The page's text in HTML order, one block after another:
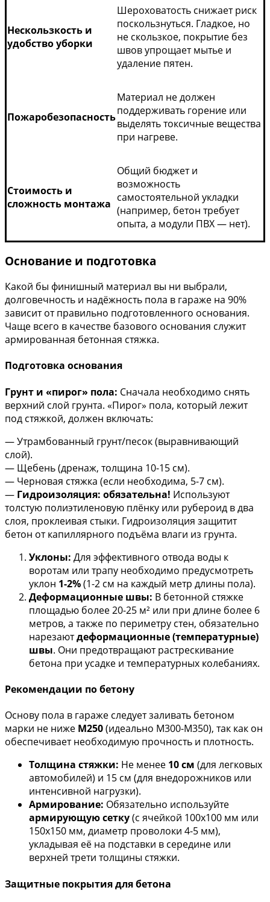
Нескользкость и
удобство уборки
Шероховатость снижает риск
поскользнуться. Гладкое, но
не скользкое, покрытие без
швов упрощает мытье и
удаление пятен.
Пожаробезопасность
Материал не должен
поддерживать горение или
выделять токсичные вещества
при нагреве.
Стоимость и
сложность монтажа
Общий бюджет и
возможность
самостоятельной укладки
(например, бетон требует
опыта, а модули ПВХ — нет).
Основание и подготовка
Какой бы финишный материал вы ни выбрали,
долговечность и надёжность пола в гараже на 90%
зависит от правильно подготовленного основания.
Чаще всего в качестве базового основания служит
армированная бетонная стяжка.
Подготовка основания
Грунт и «пирог» пола: Сначала необходимо снять
верхний слой грунта. «Пирог» пола, который лежит
под стяжкой, должен включать:
— Утрамбованный грунт/песок (выравнивающий
слой).
— Щебень (дренаж, толщина 10-15 см).
— Черновая стяжка (если необходима, 5-7 см).
— Гидроизоляция: обязательна! Используют
толстую полиэтиленовую плёнку или рубероид в два
слоя, проклеивая стыки. Гидроизоляция защитит
бетон от капиллярного подъёма влаги из грунта.
Уклоны: Для эффективного отвода воды к
воротам или трапу необходимо предусмотреть
уклон 1-2%(1-2 см на каждый метр длины пола).
Деформационные швы: В бетонной стяжке
площадью более 20-25 м² или при длине более 6
метров, а также по периметру стен, обязательно
нарезаютдеформационные (температурные)
швы. Они предотвращают растрескивание
бетона при усадке и температурных колебаниях.
Рекомендации по бетону
Основу пола в гараже следует заливать бетоном
марки не ниже М250(идеально М300-М350), так как он
обеспечивает необходимую прочность и плотность.
Толщина стяжки: Не менее 10 см (для легковых
автомобилей) и 15 см (для внедорожников или
интенсивной нагрузки).
Армирование: Обязательно используйте
армирующую сетку(с ячейкой 100х100 мм или
150х150 мм, диаметр проволоки 4-5 мм),
укладывая её на подставки в середине или
верхней трети толщины стяжки.
Защитные покрытия для бетона